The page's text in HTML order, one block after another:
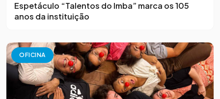
Espetáculo “Talentos do Imba” marca os 105
anos da instituição
OFICINA